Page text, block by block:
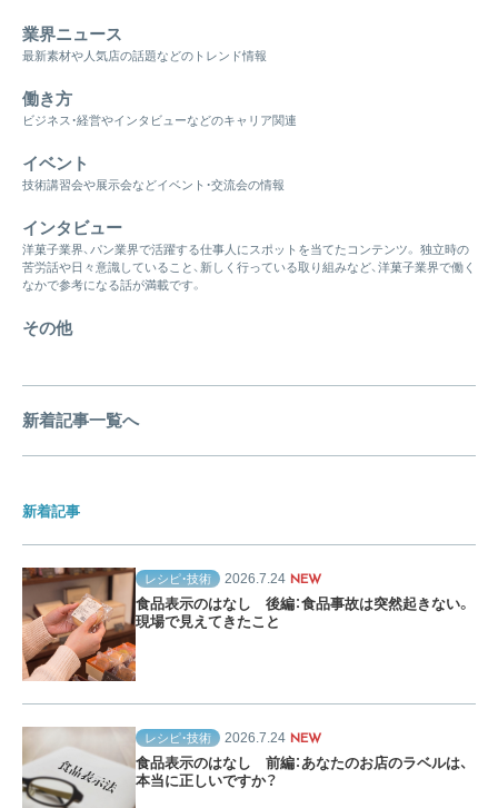
業界ニュース
最新素材や人気店の話題などのトレンド情報
働き方
ビジネス・経営やインタビューなどのキャリア関連
イベント
技術講習会や展示会などイベント・交流会の情報
インタビュー
洋菓子業界、パン業界で活躍する仕事人にスポットを当てたコンテンツ。 独立時の
苦労話や日々意識していること、新しく行っている取り組みなど、洋菓子業界で働く
なかで参考になる話が満載です。
その他
新着記事一覧へ
新着記事
レシピ・技術 2026.7.24 NEW
食品表示のはなし 後編：食品事故は突然起きない。
現場で見えてきたこと
レシピ・技術 2026.7.24 NEW
食品表示のはなし 前編：あなたのお店のラベルは、
本当に正しいですか？